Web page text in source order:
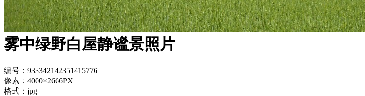
雾中绿野白屋静谧景照片
编号：933342142351415776
像素：4000×2666PX
格式：jpg